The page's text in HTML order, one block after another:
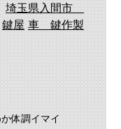
埼玉県入間市
鍵屋 車 鍵作製
体調イマイ